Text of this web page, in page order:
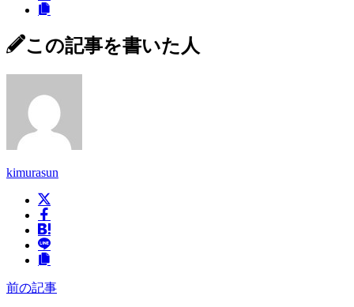
この記事を書いた人
kimurasun
前の記事